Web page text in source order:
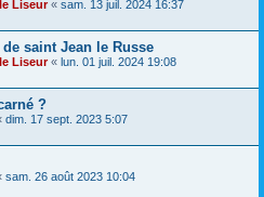
Liseur« sam. 13 juil. 2024 16:37
saint Jean le Russe
Liseur« lun. 01 juil. 2024 19:08
?
dim. 17 sept. 2023 5:07
sam. 26 août 2023 10:04